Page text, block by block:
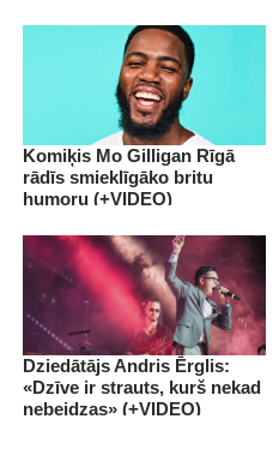
Komiķis Mo Gilligan Rīgā
rādīs smieklīgāko britu
humoru (+VIDEO)
Dziedātājs Andris Ērglis:
«Dzīve ir strauts, kurš nekad
nebeidzas» (+VIDEO)